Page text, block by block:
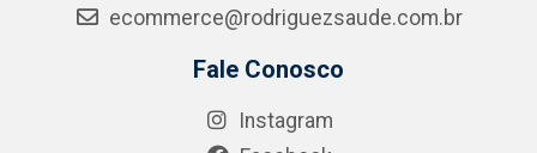
ecommerce@rodriguezsaude.com.br
Fale Conosco
Instagram